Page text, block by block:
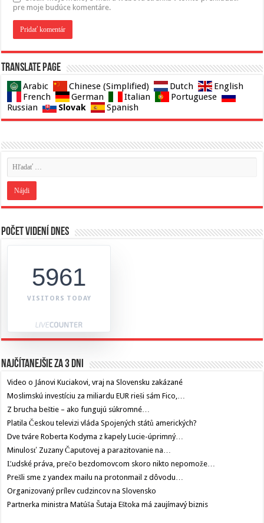
pre moje budúce komentáre.
Translate page
Arabic Chinese (Simplified) Dutch
English
French
German Italian
Portuguese
Russian
Slovak Spanish
Počet videní dnes
5961
VISITORS TODAY
Najčítanejšie za 3 dni
Video o Jánovi Kuciakovi, vraj na Slovensku zakázané
Moslimskú investíciu za miliardu EUR rieši sám Fico,…
Z brucha beštie – ako fungujú súkromné…
Platila Českou televizi vláda Spojených států amerických?
Dve tváre Roberta Kodyma z kapely Lucie-úprimný…
Minulosť Zuzany Čaputovej a parazitovanie na…
Ľudské práva, prečo bezdomovcom skoro nikto nepomože…
Prešli sme z yandex mailu na protonmail z dôvodu…
Organizovaný prílev cudzincov na Slovensko
Partnerka ministra Matúša Šutaja Eštoka má zaujímavý biznis